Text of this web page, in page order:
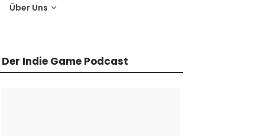
Über Uns
Der Indie Game Podcast